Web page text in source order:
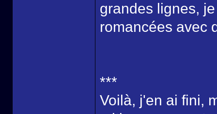
grandes lignes,
romancées avec
***
Voilà, j'en ai fini,